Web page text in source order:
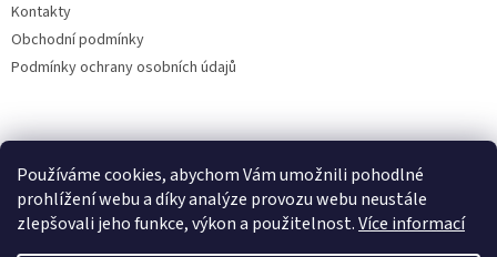
Používáme cookies, abychom Vám umožnili pohodlné
prohlížení webu a díky analýze provozu webu neustále
zlepšovali jeho funkce, výkon a použitelnost.Více informací
Kontakty
Obchodní podmínky
Podmínky ochrany osobních údajů